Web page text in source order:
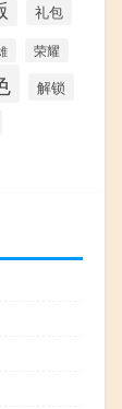
礼包
荣耀
解锁